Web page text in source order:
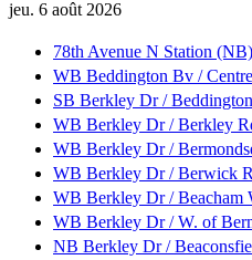
jeu. 6 août 2026
78th Avenue N Station (NB)
WB Beddington Bv /
SB Berkley Dr /
WB Berkley Dr / Berkley
WB Berkley Dr /
WB Berkley Dr / Berwick
WB Berkley Dr / Beacham
WB Berkley Dr / W. of
NB Berkley Dr /